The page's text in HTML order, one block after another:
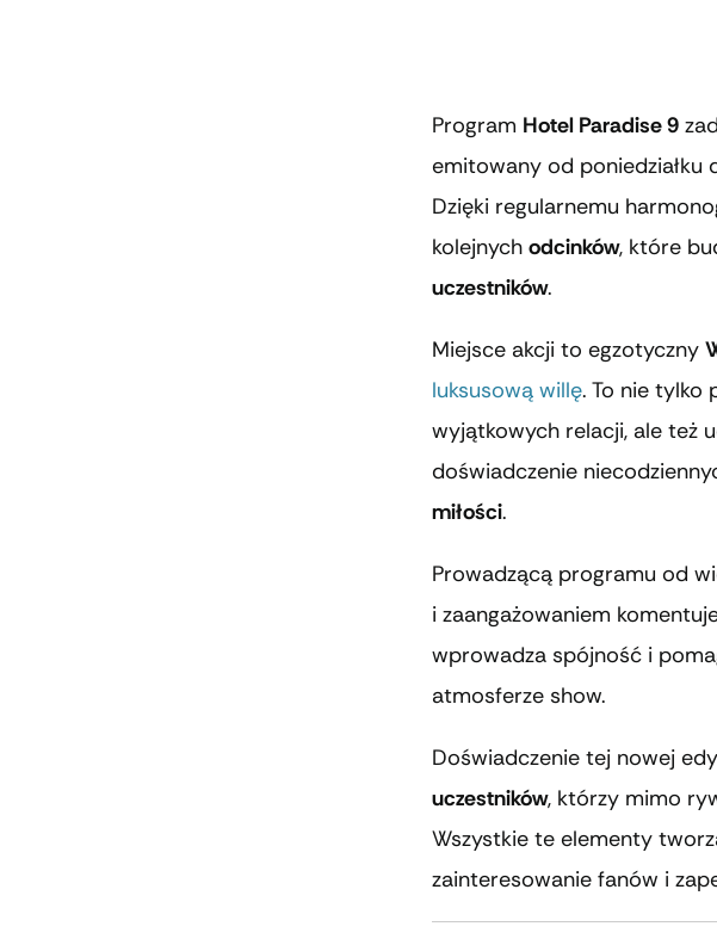
Program Hotel Paradise 9
emitowany od poniedziałku
Dzięki regularnemu
kolejnych odcinków, które
uczestników.
Miejsce akcji to egzotyczny
luksusową willę. To nie tylko
wyjątkowych relacji, ale też
doświadczenie
miłości.
Prowadzącą programu od
i zaangażowaniem
wprowadza spójność i
atmosferze show.
Doświadczenie tej nowej
uczestników, którzy mimo
Wszystkie te elementy
zainteresowanie fanów i